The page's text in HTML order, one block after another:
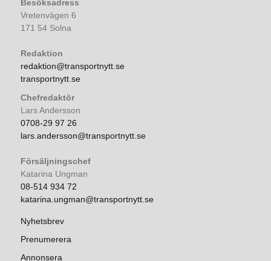
Besöksadress
Vretenvägen 6
171 54 Solna
Redaktion
redaktion@transportnytt.se
transportnytt.se
Chefredaktör
Lars Andersson
0708-29 97 26
lars.andersson@transportnytt.se
Försäljningschef
Katarina Ungman
08-514 934 72
katarina.ungman@transportnytt.se
Nyhetsbrev
Prenumerera
Annonsera